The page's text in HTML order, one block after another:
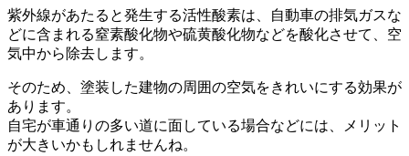
紫外線があたると発生する活性酸素は、自動車の排気ガスな
どに含まれる窒素酸化物や硫黄酸化物などを酸化させて、空
気中から除去します。
そのため、塗装した建物の周囲の空気をきれいにする効果が
あります。
自宅が車通りの多い道に面している場合などには、メリット
が大きいかもしれませんね。